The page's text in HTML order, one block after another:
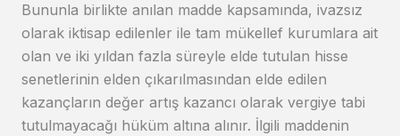
Bununla birlikte anılan madde kapsamında, ivazsız
olarak iktisap edilenler ile tam mükellef kurumlara ait
olan ve iki yıldan fazla süreyle elde tutulan hisse
senetlerinin elden çıkarılmasından elde edilen
kazançların değer artış kazancı olarak vergiye tabi
tutulmayacağı hüküm altına alınır. İlgili maddenin